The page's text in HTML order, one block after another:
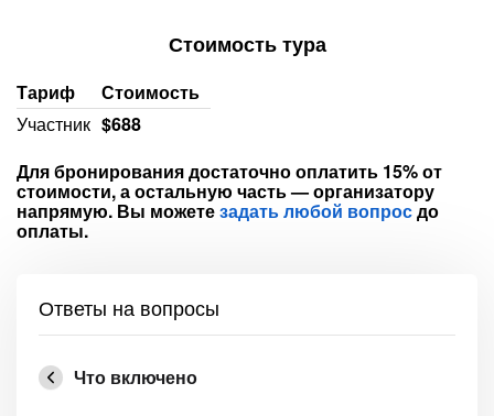
Стоимость тура
Тариф
Стоимость
Участник $688
Для бронирования достаточно оплатить 15% от
стоимости, а остальную часть — организатору
напрямую. Вы можетезадать любой вопросдо
оплаты.
Ответы на вопросы
Что включено